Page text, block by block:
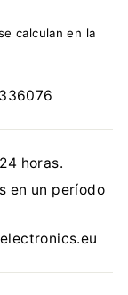
calculan en la
horas.
en un período